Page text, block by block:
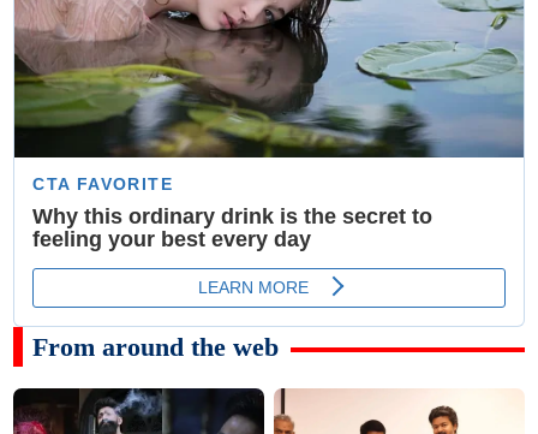
From around the web